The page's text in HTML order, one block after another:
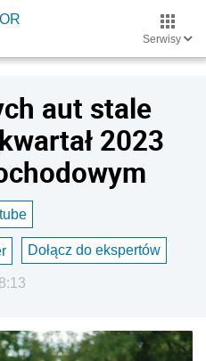
Serwisy
aut stale
2023
Dołącz do ekspertów